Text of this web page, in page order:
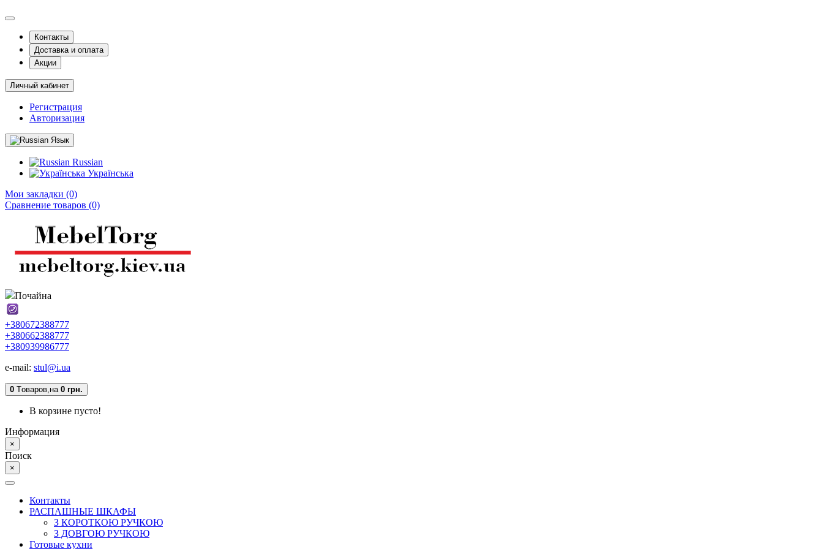
Контакты
Доставка и оплата
Акции
Личный кабинет
Регистрация
Авторизация
Язык
Russian
Українська
Мои закладки (0)
Сравнение товаров (0)
Почайна
+380672388777
+380662388777
+380939986777
e-mail: stul@i.ua
0 Tоваров,на 0 грн.
В корзине пусто!
Информация
×
Поиск
×
Контакты
РАСПАШНЫЕ ШКАФЫ
З КОРОТКОЮ РУЧКОЮ
З ДОВГОЮ РУЧКОЮ
Готовые кухни